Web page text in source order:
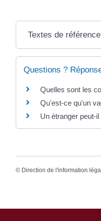
Textes de référence
Questions ?
Quelles sont les
Qu'est-ce qu'un
Un étranger peut-
© Direction de l'information